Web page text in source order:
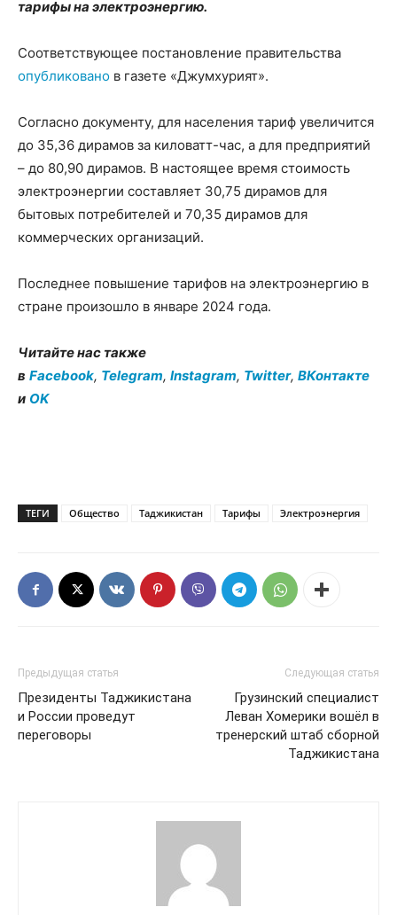
тарифы на электроэнергию.
Соответствующее постановление правительства
опубликовано в газете «Джумхурият».
Согласно документу, для населения тариф увеличится
до 35,36 дирамов за киловатт-час, а для предприятий
– до 80,90 дирамов. В настоящее время стоимость
электроэнергии составляет 30,75 дирамов для
бытовых потребителей и 70,35 дирамов для
коммерческих организаций.
Последнее повышение тарифов на электроэнергию в
стране произошло в январе 2024 года.
Читайте нас также
в Facebook, Telegram, Instagram, Twitter, ВКонтакте
и OK
ТЕГИ Общество Таджикистан Тарифы Электроэнергия
Предыдущая статья
Президенты Таджикистана
и России проведут
переговоры
Следующая статья
Грузинский специалист
Леван Хомерики вошёл в
тренерский штаб сборной
Таджикистана